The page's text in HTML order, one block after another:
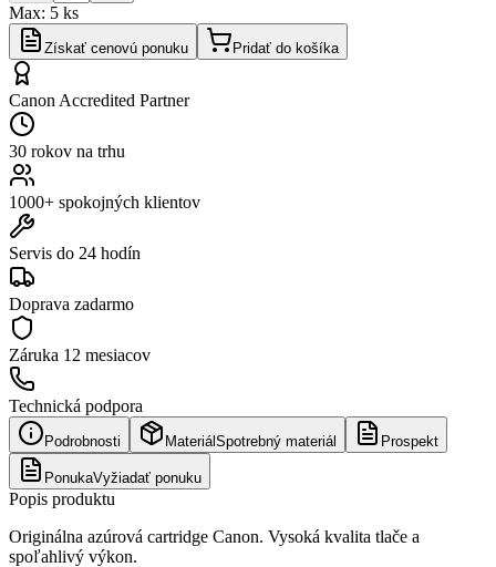
Max: 5 ks
Získať cenovú ponuku Pridať do košíka
Canon Accredited Partner
30 rokov na trhu
1000+ spokojných klientov
Servis do 24 hodín
Doprava zadarmo
Záruka 12 mesiacov
Technická podpora
Podrobnosti Materiál Spotrebný materiál Prospekt
PonukaVyžiadať ponuku
Popis produktu
Originálna azúrová cartridge Canon. Vysoká kvalita tlače a
spoľahlivý výkon.